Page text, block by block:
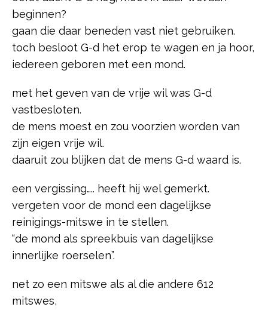
beginnen?
gaan die daar beneden vast niet gebruiken.
toch besloot G-d het erop te wagen en ja hoor,
iedereen geboren met een mond.
met het geven van de vrije wil was G-d
vastbesloten.
de mens moest en zou voorzien worden van
zijn eigen vrije wil.
daaruit zou blijken dat de mens G-d waard is.
een vergissing….. heeft hij wel gemerkt.
vergeten voor de mond een dagelijkse
reinigings-mitswe in te stellen.
“de mond als spreekbuis van dagelijkse
innerlijke roerselen”.
net zo een mitswe als al die andere 612
mitswes,